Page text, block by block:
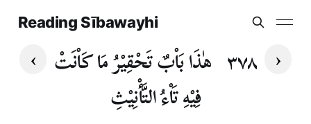
Reading Sībawayhi
› ‹ ٣٧٨ هٰذَا بَاْبٌ تَحْقِيْرُ مَا كَاْنَتْ
فِيْهِ تَاْءُ التَّأْنِيْثِ